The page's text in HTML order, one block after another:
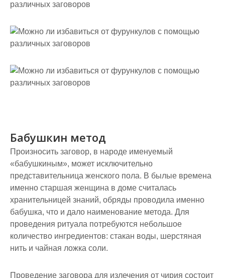
Бабушкин метод
Произносить заговор, в народе именуемый
«бабушкиным», может исключительно
представительница женского пола. В былые времена
именно старшая женщина в доме считалась
хранительницей знаний, обряды проводила именно
бабушка, что и дало наименование метода. Для
проведения ритуала потребуются небольшое
количество ингредиентов: стакан воды, шерстяная
нить и чайная ложка соли.
Проведение заговора для излечения от чирия состоит